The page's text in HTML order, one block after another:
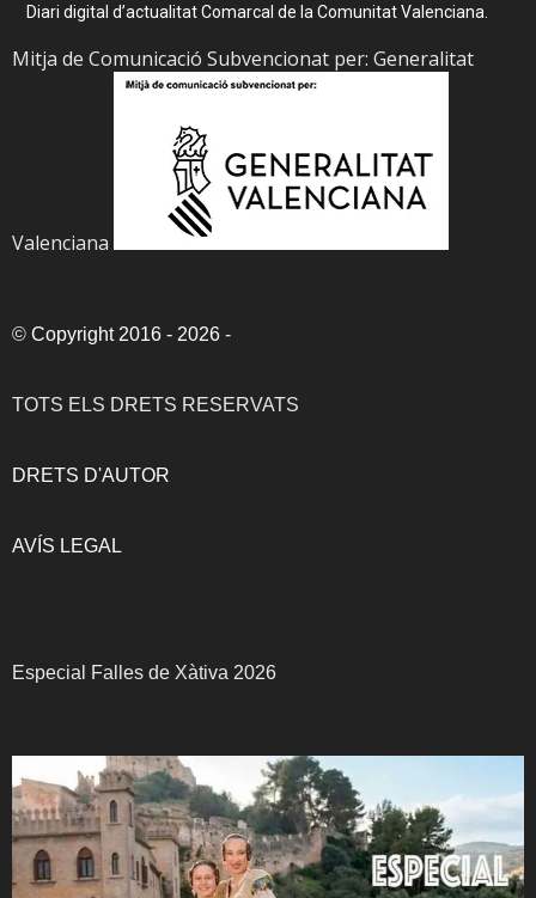
Diari digital d’actualitat Comarcal de la Comunitat Valenciana.
Mitja de Comunicació Subvencionat per: Generalitat
Valenciana
© Copyright 2016 - 2026 -
TOTS ELS DRETS RESERVATS
DRETS D'AUTOR
AVÍS LEGAL
Especial Falles de Xàtiva 2026